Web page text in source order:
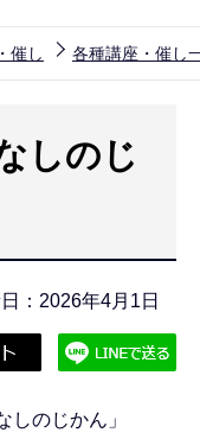
催し 各種講座・催し
しのじ
：2026年4月1日
のじかん」